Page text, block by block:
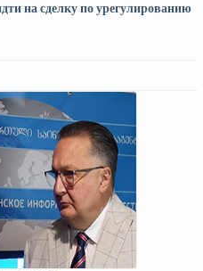
на сделку по урегулированию